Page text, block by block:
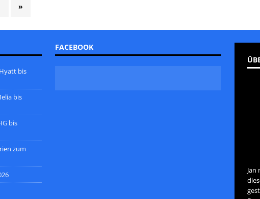
»
bis
bis
bis
zum
FACEBOOK
Jan